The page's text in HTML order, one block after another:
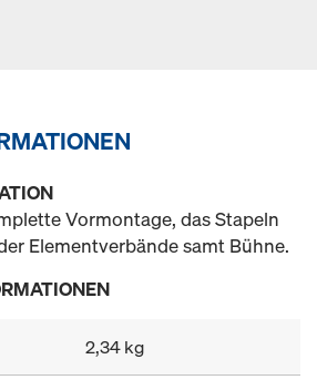
Vormontage, das Stapeln
Elementverbände samt Bühne.
2,34 kg